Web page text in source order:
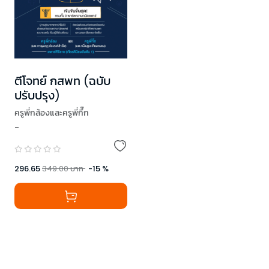
ตีโจทย์ กสพท (ฉบับ
ปรับปรุง)
ครูพี่กล้องและครูพี่กึ๊ก
-
296.65349.00บาท -15 %